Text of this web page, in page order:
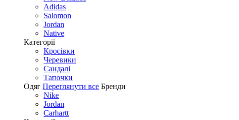
Adidas
Salomon
Jordan
Native
Категорії
Кросівки
Черевики
Сандалі
Tапочки
Одяг Переглянути все Бренди
Nike
Jordan
Carhartt